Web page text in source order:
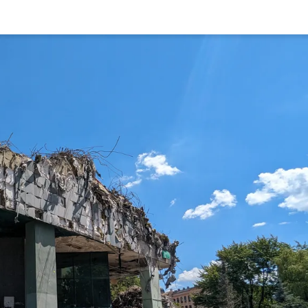
Kraków
Lublin
Szczecin
Kontakt